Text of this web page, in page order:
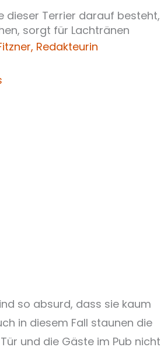
dieser Terrier darauf besteht,
sorgt für Lachtränen
Redakteurin
so absurd, dass sie kaum
in diesem Fall staunen die
und die Gäste im Pub nicht